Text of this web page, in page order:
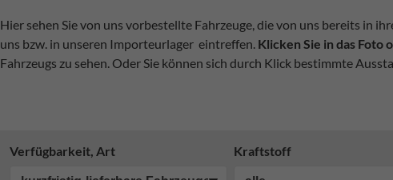
Hier sehen Sie von uns vorbestellte Fahrzeuge, die von uns bereits in
uns bzw. in unseren Importeurlager eintreffen. Klicken Sie in das Foto
Fahrzeugs zu sehen. Oder Sie können sich durch Klick bestimmte
Verfügbarkeit, Art Kraftstoff